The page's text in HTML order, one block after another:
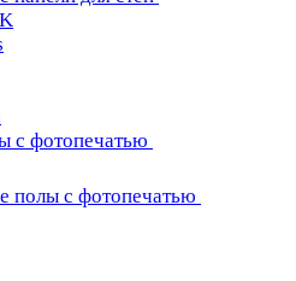
с фотопечатью
полы с фотопечатью